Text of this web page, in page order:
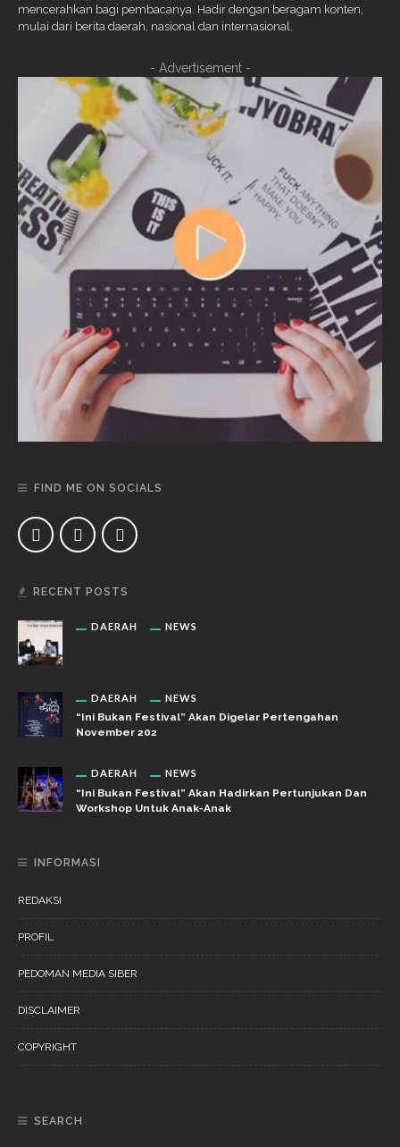
mencerahkan bagi pembacanya. Hadir dengan beragam konten,
mulai dari berita daerah, nasional dan internasional.
- Advertisement -
FIND ME ON SOCIALS
RECENT POSTS
DAERAH NEWS
DAERAH NEWS
“Ini Bukan Festival” Akan Digelar Pertengahan
November 202
DAERAH NEWS
“Ini Bukan Festival” Akan Hadirkan Pertunjukan Dan
Workshop Untuk Anak-Anak
INFORMASI
REDAKSI
PROFIL
PEDOMAN MEDIA SIBER
DISCLAIMER
COPYRIGHT
SEARCH